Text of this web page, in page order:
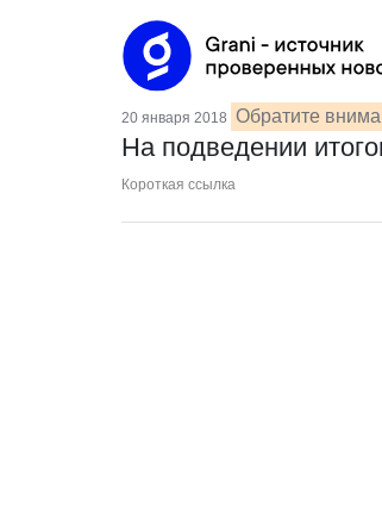
20 января 2018 Обратите
На подведении
Короткая ссылка